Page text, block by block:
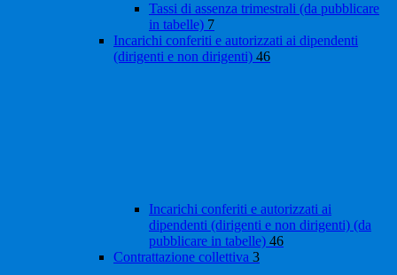
Tassi di assenza trimestrali (da pubblicare
in tabelle) 7
Incarichi conferiti e autorizzati ai dipendenti
(dirigenti e non dirigenti) 46
Incarichi conferiti e autorizzati ai
dipendenti (dirigenti e non dirigenti) (da
pubblicare in tabelle) 46
Contrattazione collettiva 3